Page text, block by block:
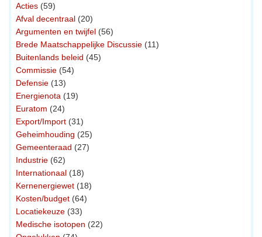
Acties (59)
Afval decentraal (20)
Argumenten en twijfel (56)
Brede Maatschappelijke Discussie (11)
Buitenlands beleid (45)
Commissie (54)
Defensie (13)
Energienota (19)
Euratom (24)
Export/Import (31)
Geheimhouding (25)
Gemeenteraad (27)
Industrie (62)
Internationaal (18)
Kernenergiewet (18)
Kosten/budget (64)
Locatiekeuze (33)
Medische isotopen (22)